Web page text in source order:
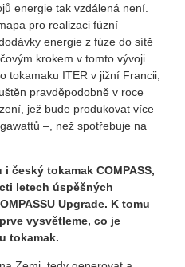
energie tak vzdálená není.
pro realizaci fúzní
energie z fúze do sítě
krokem v tomto vývoji
tokamaku ITER v jižní Francii,
pravděpodobně v roce
jež bude produkovat více
–, než spotřebuje na
český tokamak COMPASS,
letech úspěšných
Upgrade. K tomu
vysvětleme, co je
tokamak.